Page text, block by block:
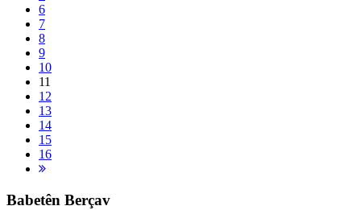
6
7
8
9
10
11
12
13
14
15
16
Babetên Berçav